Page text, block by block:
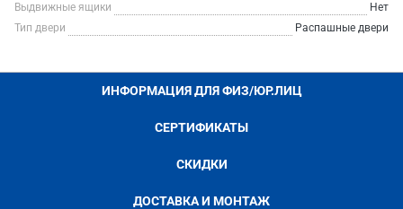
Выдвижные ящики
Нет
Тип двери
Распашные двери
ИНФОРМАЦИЯ ДЛЯ ФИЗ/ЮР.ЛИЦ
СЕРТИФИКАТЫ
СКИДКИ
ДОСТАВКА И МОНТАЖ